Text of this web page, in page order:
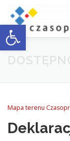
Otwórz
Przejdź
treści
KONTAKT
Mapa terenu